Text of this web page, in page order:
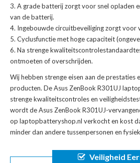
A grade batterij zorgt voor snel opladen
van de batterij.
Ingebouwde circuitbeveiliging zorgt voor
Cyclusfunctie met hoge capaciteit
Na strenge
ontmoeten of overschrijden.
Wij hebben strenge eisen aan de prestaties
producten. DeAsus ZenBook R301UJ
strenge kwaliteitscontroles en
wordt deAsus ZenBook R301UJ-
op laptopbatteryshop.nl verkocht en kost
minder dan andere tussenpersonen en
Veiligheid